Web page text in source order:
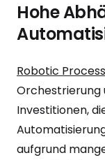
Hohe
Robotic
Orchestrierung
Investitionen,
aufgrund